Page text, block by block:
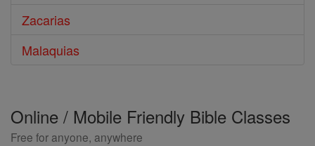
Zacarias
Malaquias
Online / Mobile Friendly Bible Classes
Free for anyone, anywhere